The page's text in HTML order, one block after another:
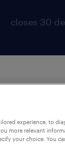
closes 30
je je C
experience, to
more relevant
your choice. You